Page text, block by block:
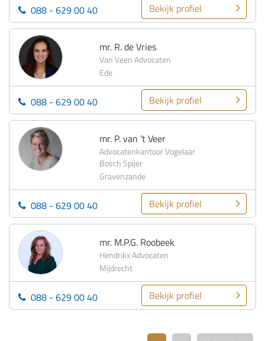
088 - 629 00 40 Bekijk profiel
mr. R. de Vries
Van Veen Advocaten
Ede
088 - 629 00 40 Bekijk profiel
mr. P. van ’t Veer
Advocatenkantoor Vogelaar
Bosch Spijer
Gravenzande
088 - 629 00 40 Bekijk profiel
mr. M.P.G. Roobeek
Hendrikx Advocaten
Mijdrecht
088 - 629 00 40 Bekijk profiel